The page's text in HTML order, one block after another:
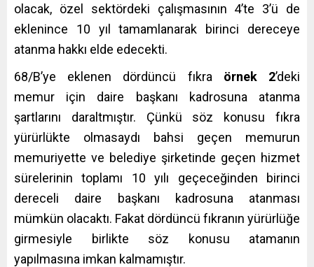
olacak, özel sektördeki çalışmasının 4’te 3’ü de
eklenince 10 yıl tamamlanarak birinci dereceye
atanma hakkı elde edecekti.
68/B’ye eklenen dördüncü fıkra örnek 2’deki
memur için daire başkanı kadrosuna atanma
şartlarını daraltmıştır. Çünkü söz konusu fıkra
yürürlükte olmasaydı bahsi geçen memurun
memuriyette ve belediye şirketinde geçen hizmet
sürelerinin toplamı 10 yılı geçeceğinden birinci
dereceli daire başkanı kadrosuna atanması
mümkün olacaktı. Fakat dördüncü fıkranın yürürlüğe
girmesiyle birlikte söz konusu atamanın
yapılmasına imkan kalmamıştır.